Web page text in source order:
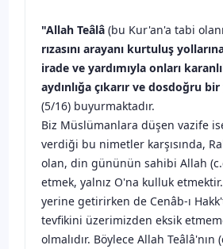
"Allah Teâlâ (bu Kur'an'a tabi
rızasını arayanı kurtuluş
irade ve yardımıyla onları
aydınlığa çıkarır ve dosdoğru
(5/16) buyurmaktadır.
Biz Müslümanlara düşen vazife
verdiği bu nimetler karşısında,
olan, din gününün sahibi Allah
etmek, yalnız O'na kulluk
yerine getirirken de Cenâb-ı
tevfikini üzerimizden eksik
olmalıdır. Böylece Allah